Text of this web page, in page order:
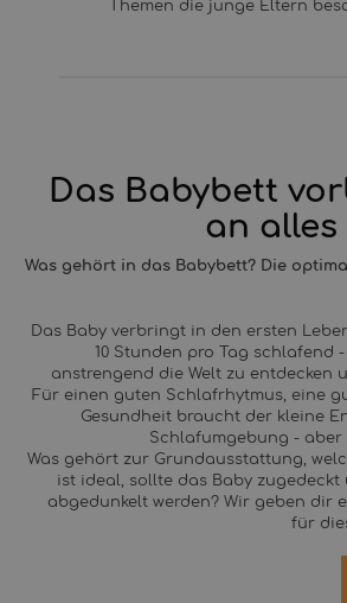
Themen die junge Eltern
Das Babybett
an
Was gehört in das Babybett? Die
Das Baby verbringt in den ersten
10 Stunden pro Tag schlafend
anstrengend die Welt zu entdecken
Für einen guten Schlafrhytmus, eine
Gesundheit braucht der kleine
Schlafumgebung - aber
Was gehört zur Grundausstattung,
ist ideal, sollte das Baby
abgedunkelt werden? Wir geben dir
für